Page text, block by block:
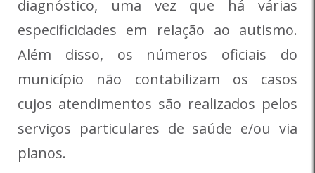
diagnóstico, uma vez que há várias
especificidades em relação ao autismo.
Além disso, os números oficiais do
município não contabilizam os casos
cujos atendimentos são realizados pelos
serviços particulares de saúde e/ou via
planos.